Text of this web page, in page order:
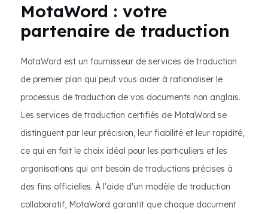
MotaWord : votre
partenaire de traduction
MotaWord est un fournisseur de services de traduction
de premier plan qui peut vous aider à rationaliser le
processus de traduction de vos documents non anglais.
Les services de traduction certifiés de MotaWord se
distinguent par leur précision, leur fiabilité et leur rapidité,
ce qui en fait le choix idéal pour les particuliers et les
organisations qui ont besoin de traductions précises à
des fins officielles. À l'aide d'un modèle de traduction
collaboratif, MotaWord garantit que chaque document